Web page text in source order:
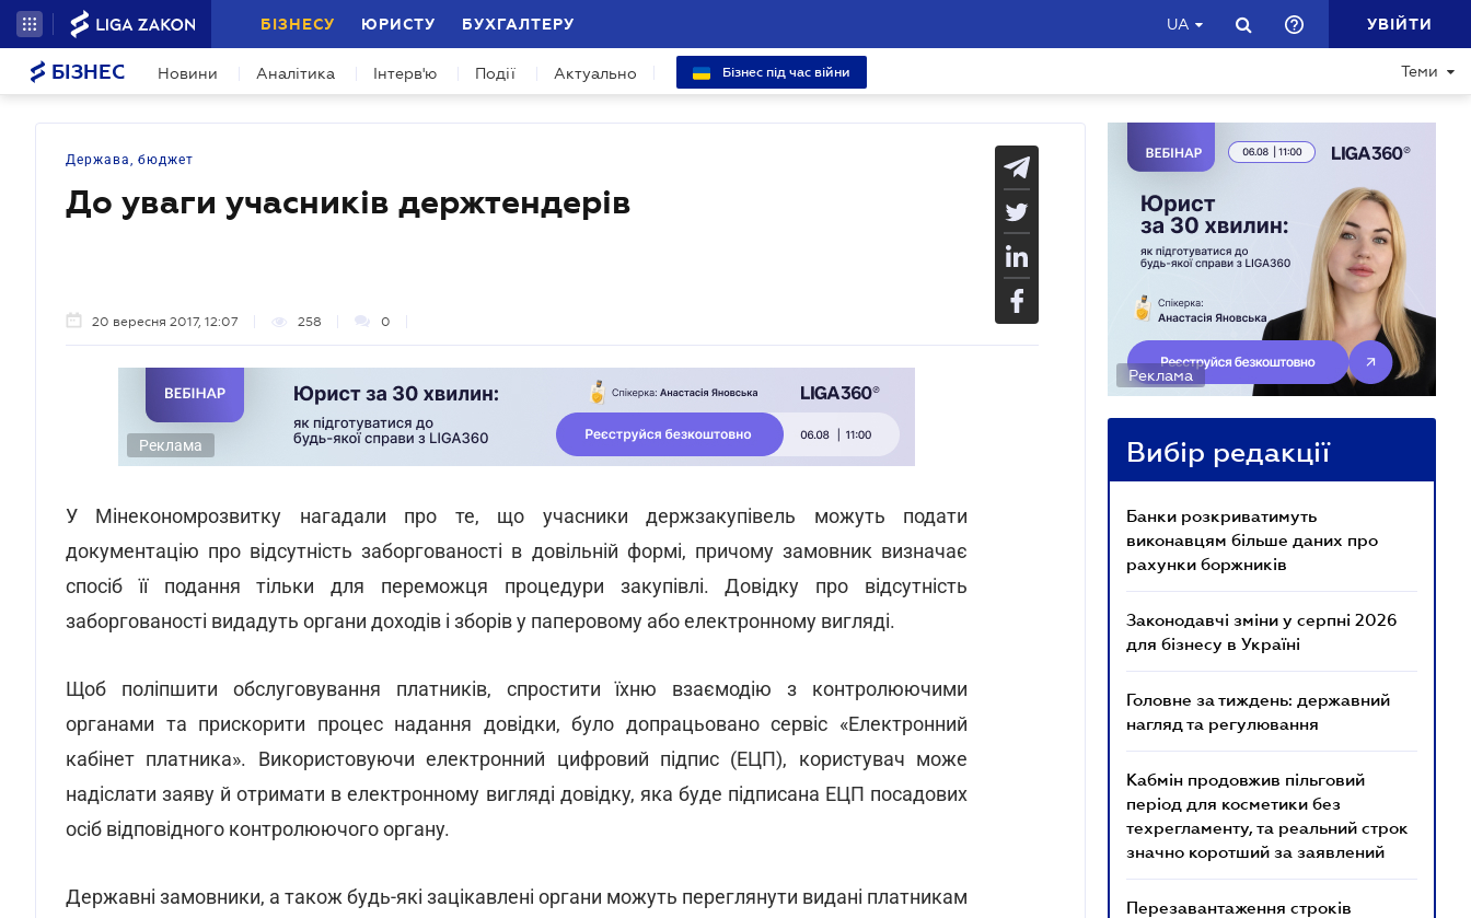
БІЗНЕСУ ЮРИСТУ БУХГАЛТЕРУ UA УВІЙТИ
БІЗНЕС Новини Аналітика Інтерв'ю Події Актуально Бізнес під час війни Теми
Держава, бюджет
До уваги учасників держтендерів
20 вересня 2017, 12:07 258 0
Реклама
У Мінекономрозвитку нагадали про те, що учасники держзакупівель можуть подати
документацію про відсутність заборгованості в довільній формі, причому замовник визначає
спосіб її подання тільки для переможця процедури закупівлі. Довідку про відсутність
заборгованості видадуть органи доходів і зборів у паперовому або електронному вигляді.
Щоб поліпшити обслуговування платників, спростити їхню взаємодію з контролюючими
органами та прискорити процес надання довідки, було допрацьовано сервіс «Електронний
кабінет платника». Використовуючи електронний цифровий підпис (ЕЦП), користувач може
надіслати заяву й отримати в електронному вигляді довідку, яка буде підписана ЕЦП посадових
осіб відповідного контролюючого органу.
Державні замовники, а також будь-які зацікавлені органи можуть переглянути видані платникам
Реклама
Вибір редакції
Банки розкриватимуть
виконавцям більше даних про
рахунки боржників
Законодавчі зміни у серпні 2026
для бізнесу в Україні
Головне за тиждень: державний
нагляд та регулювання
Кабмін продовжив пільговий
період для косметики без
техрегламенту, та реальний строк
значно коротший за заявлений
Перезавантаження строків